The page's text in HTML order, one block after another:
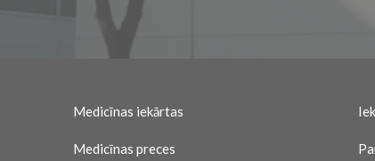
Medicīnas iekārtas
Medicīnas preces